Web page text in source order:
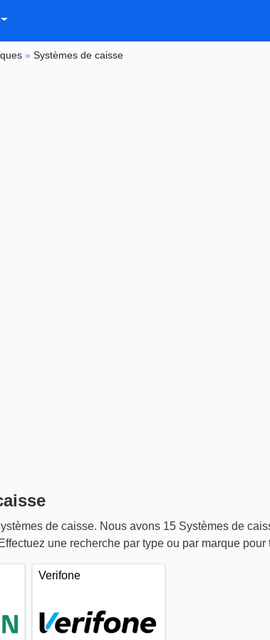
»Systèmes de caisse
de caisse. Nous avons 15 Systèmes de
une recherche par type ou par marque pour
Verifone